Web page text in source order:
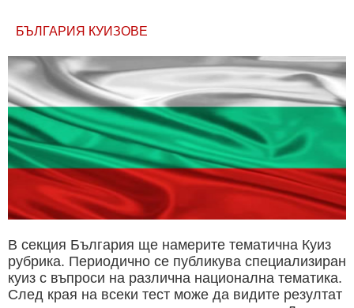
БЪЛГАРИЯ КУИЗОВЕ
В секция България ще намерите тематична Куиз
рубрика. Периодично се публикува специализиран
куиз с въпроси на различна национална тематика.
След края на всеки тест може да видите резултат